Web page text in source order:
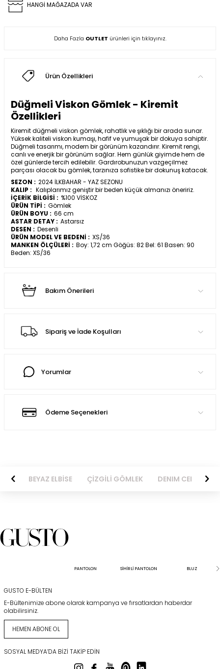
HANGİ MAĞAZADA VAR
Daha Fazla OUTLET ürünleri için tıklayınız.
Ürün Özellikleri
Düğmeli Viskon Gömlek - Kiremit
Özellikleri
Kiremit düğmeli viskon gömlek, rahatlık ve şıklığı bir arada sunar.
Yüksek kaliteli viskon kumaşı, hafif ve yumuşak bir dokuya sahiptir.
Düğmeli tasarımı, modern bir görünüm kazandırır. Kiremit rengi,
canlı ve enerjik bir görünüm sağlar. Hem günlük giyimde hem de
özel günlerde tercih edilebilir. Gardırobunuzun vazgeçilmez
parçası olacak bu gömlek, tarzınıza sofistike bir dokunuş katacak.
SEZON : 2024 İLKBAHAR - YAZ SEZONU
KALIP : Kalıplarımız geniştir bir beden küçük almanızı öneririz.
İÇERİK BİLGİSİ : %100 VİSKOZ
ÜRÜN TİPİ : Gömlek
ÜRÜN BOYU : 66 cm
ASTAR DETAY : Astarsız
DESEN : Desenli
ÜRÜN MODEL VE BEDENİ : XS/36
MANKEN ÖLÇÜLERİ : Boy: 1,72 cm Göğüs: 82 Bel: 61 Basen: 90
Beden: XS/36
Bakım Önerileri
Sipariş ve İade Koşulları
Yorumlar
Ödeme Seçenekleri
BEYAZ ELBİSE ÇİZGİLİ GÖMLEK DENIM CEKET
PANTOLON SİHİRLİ PANTOLON BLUZ
GUSTO E-BÜLTEN
E-Bültenimize abone olarak kampanya ve fırsatlardan haberdar
olabilirsiniz.
HEMEN ABONE OL
SOSYAL MEDYA’DA BIZI TAKIP EDIN